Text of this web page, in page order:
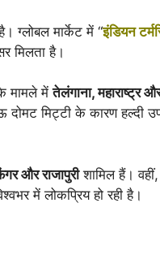
ग्लोबल मार्केट में “इंडियन
मिलता है।
के मामले मेंतेलंगाना,महाराष्ट्र
दोमट मिट्टी के कारण हल्दी
और राजापुरीशामिल हैं। वहीं,
में लोकप्रिय हो रही है।